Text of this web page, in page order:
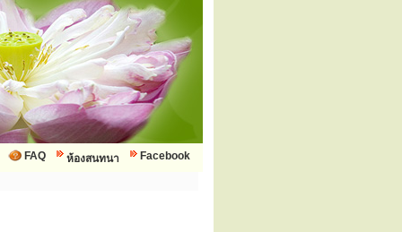
Facebook
ห้องสนทนา
FAQ